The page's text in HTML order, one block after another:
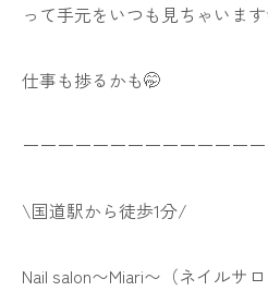
って手元をいつも見ちゃいます
仕事も捗るかも🤭
ーーーーーーーーーーーーー
\国道駅から徒歩1分/
Nail salon〜Miari〜（ネイルサロ